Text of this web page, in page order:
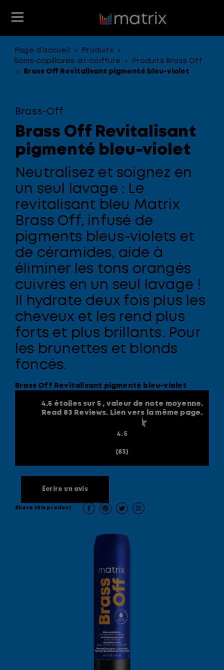
En évidence
Gamme de produit
Produits coiffants
En évidence
Éducation
Soins Capillaires
Club Matrix
Page d’accueil > Produits >
Soins-capillaires-et-coiffure > Produits Brass Off
> Brass Off Revitalisant pigmenté bleu-violet
Brass-Off
Brass Off Revitalisant
pigmenté bleu-violet
Neutralisez et soignez en
un seul lavage : Le
revitalisant bleu Matrix
Brass Off, infusé de
pigments bleus-violets et
de céramides, aide à
éliminer les tons orangés
cuivrés en un seul lavage !
Il hydrate deux fois plus les
cheveux et les rend plus
forts et plus brillants. Pour
les brunettes et blonds
foncés.
Brass Off Revitalisant pigmenté bleu-violet
4.5 étoiles sur 5 , valeur de note moyenne.
Read 83 Reviews. Lien vers la même page.
4.5
(83)
Écrire un avis
Share this product